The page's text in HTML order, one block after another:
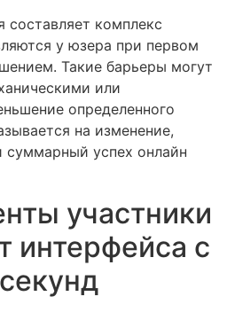
составляет комплекс
у юзера при первом
Такие барьеры могут
или
определенного
на изменение,
суммарный успех онлайн
участники
интерфейса с